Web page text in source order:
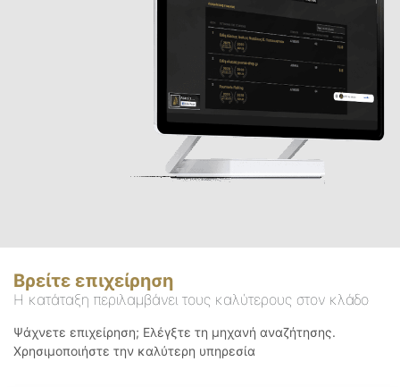
Βρείτε επιχείρηση
Η κατάταξη περιλαμβάνει τους καλύτερους στον κλάδο
Ψάχνετε επιχείρηση; Ελέγξτε τη μηχανή αναζήτησης.
Χρησιμοποιήστε την καλύτερη υπηρεσία